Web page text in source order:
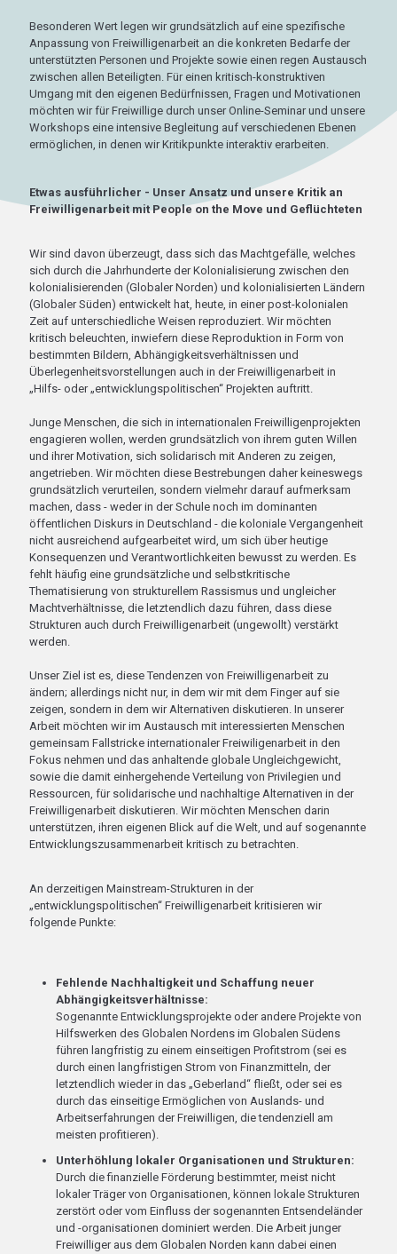
Besonderen Wert legen wir grundsätzlich auf eine spezifische
Anpassung von Freiwilligenarbeit an die konkreten Bedarfe der
unterstützten Personen und Projekte sowie einen regen Austausch
zwischen allen Beteiligten. Für einen kritisch-konstruktiven
Umgang mit den eigenen Bedürfnissen, Fragen und Motivationen
möchten wir für Freiwillige durch unser Online-Seminar und unsere
Workshops eine intensive Begleitung auf verschiedenen Ebenen
ermöglichen, in denen wir Kritikpunkte interaktiv erarbeiten.
Etwas ausführlicher - Unser Ansatz und unsere Kritik an
Freiwilligenarbeit mit People on the Move und Geflüchteten
Wir sind davon überzeugt, dass sich das Machtgefälle, welches
sich durch die Jahrhunderte der Kolonialisierung zwischen den
kolonialisierenden (Globaler Norden) und kolonialisierten Ländern
(Globaler Süden) entwickelt hat, heute, in einer post-kolonialen
Zeit auf unterschiedliche Weisen reproduziert. Wir möchten
kritisch beleuchten, inwiefern diese Reproduktion in Form von
bestimmten Bildern, Abhängigkeitsverhältnissen und
Überlegenheitsvorstellungen auch in der Freiwilligenarbeit in
„Hilfs- oder „entwicklungspolitischen“ Projekten auftritt.
Junge Menschen, die sich in internationalen Freiwilligenprojekten
engagieren wollen, werden grundsätzlich von ihrem guten Willen
und ihrer Motivation, sich solidarisch mit Anderen zu zeigen,
angetrieben. Wir möchten diese Bestrebungen daher keineswegs
grundsätzlich verurteilen, sondern vielmehr darauf aufmerksam
machen, dass - weder in der Schule noch im dominanten
öffentlichen Diskurs in Deutschland - die koloniale Vergangenheit
nicht ausreichend aufgearbeitet wird, um sich über heutige
Konsequenzen und Verantwortlichkeiten bewusst zu werden. Es
fehlt häufig eine grundsätzliche und selbstkritische
Thematisierung von strukturellem Rassismus und ungleicher
Machtverhältnisse, die letztendlich dazu führen, dass diese
Strukturen auch durch Freiwilligenarbeit (ungewollt) verstärkt
werden.
Unser Ziel ist es, diese Tendenzen von Freiwilligenarbeit zu
ändern; allerdings nicht nur, in dem wir mit dem Finger auf sie
zeigen, sondern in dem wir Alternativen diskutieren. In unserer
Arbeit möchten wir im Austausch mit interessierten Menschen
gemeinsam Fallstricke internationaler Freiwiligenarbeit in den
Fokus nehmen und das anhaltende globale Ungleichgewicht,
sowie die damit einhergehende Verteilung von Privilegien und
Ressourcen, für solidarische und nachhaltige Alternativen in der
Freiwilligenarbeit diskutieren. Wir möchten Menschen darin
unterstützen, ihren eigenen Blick auf die Welt, und auf sogenannte
Entwicklungszusammenarbeit kritisch zu betrachten.
An derzeitigen Mainstream-Strukturen in der
„entwicklungspolitischen“ Freiwilligenarbeit kritisieren wir
folgende Punkte:
Fehlende Nachhaltigkeit und Schaffung neuer
Abhängigkeitsverhältnisse:
Sogenannte Entwicklungsprojekte oder andere Projekte von
Hilfswerken des Globalen Nordens im Globalen Südens
führen langfristig zu einem einseitigen Profitstrom (sei es
durch einen langfristigen Strom von Finanzmitteln, der
letztendlich wieder in das „Geberland“ fließt, oder sei es
durch das einseitige Ermöglichen von Auslands- und
Arbeitserfahrungen der Freiwilligen, die tendenziell am
meisten profitieren).
Unterhöhlung lokaler Organisationen und Strukturen:
Durch die finanzielle Förderung bestimmter, meist nicht
lokaler Träger von Organisationen, können lokale Strukturen
zerstört oder vom Einfluss der sogenannten Entsendeländer
und -organisationen dominiert werden. Die Arbeit junger
Freiwilliger aus dem Globalen Norden kann dabei einen